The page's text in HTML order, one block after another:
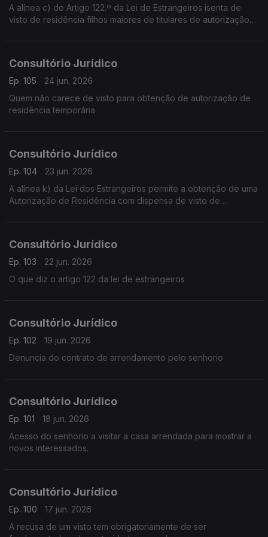
A alínea c) do Artigo 122.º da Lei de Estrangeiros isenta de
visto de residência filhos maiores de titulares de autorização
Consultório Jurídico
Ep. 105
24 jun. 2026
Quem não carece de visto para obtenção de autorização de
residência temporária
Consultório Jurídico
Ep. 104
23 jun. 2026
A alínea k) da Lei dos Estrangeiros permite a obtenção de uma
Autorização de Residência com dispensa de visto de
Consultório Jurídico
Ep. 103
22 jun. 2026
O que diz o artigo 122 da lei de estrangeiros
Consultório Jurídico
Ep. 102
19 jun. 2026
Denuncia do contrato de arrendamento pelo senhorio
Consultório Jurídico
Ep. 101
18 jun. 2026
Acesso do senhorio a visitar a casa arrendada para mostrar a
novos interessados.
Consultório Jurídico
Ep. 100
17 jun. 2026
A recusa de um visto tem obrigatoriamente de ser